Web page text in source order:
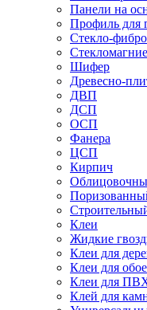
Панели на
Профиль для
Стекло-
Шифер
Древесно-
ДВП
ДСП
ОСП
Фанера
ЦСП
Кирпич
Клеи
Жидкие
Клеи для
Клеи для
Клеи для
Клей для